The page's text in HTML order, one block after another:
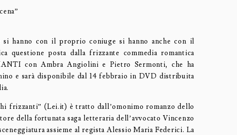
hanno con il proprio coniuge si hanno anche con il
questione posta dalla frizzante commedia romantica
con Ambra Angiolini e Pietro Sermonti, che ha
e sarà disponibile dal 14 febbraio in DVD distribuita
frizzanti” (Lei.it) è tratto dall’omonimo romanzo dello
della fortunata saga letteraria dell’avvocato Vincenzo
assieme al regista Alessio Maria Federici. La